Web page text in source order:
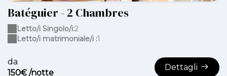
Batéguier - 2 Chambres
da
150€ /notte
Dettagli
Letto/i Singolo/i:2
Letto/i matrimoniale/i :1